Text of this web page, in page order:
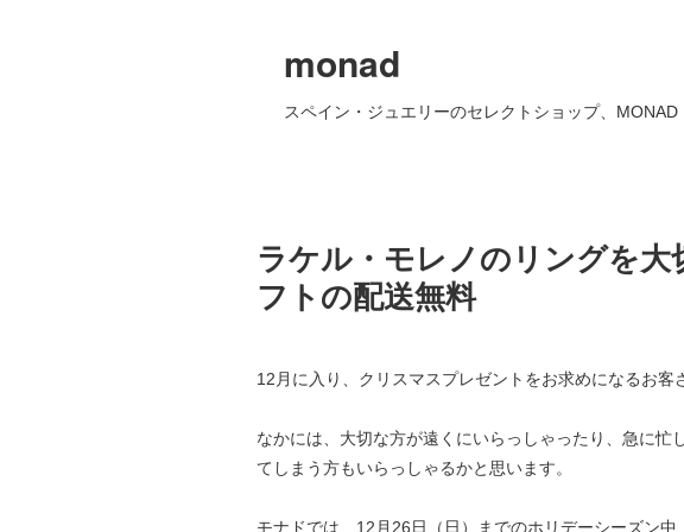
monad
スペイン・ジュエリーのセレクトショップ、
ラケル・モレノのリングを大
フトの配送無料
12月に入り、クリスマスプレゼントをお求めになるお客
なかには、大切な方が遠くにいらっしゃったり、急に忙
てしまう方もいらっしゃるかと思います。
モナドでは、12月26日（日）までのホリデーシーズン